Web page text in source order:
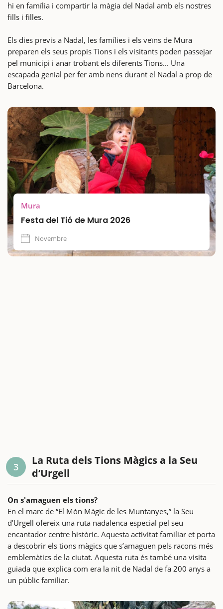
hi en família i compartir la màgia del Nadal amb els nostres
fills i filles.
Els dies previs a Nadal, les famílies i els veïns de Mura
preparen els seus propis Tions i els visitants poden passejar
pel municipi i anar trobant els diferents Tions... Una
escapada genial per fer amb nens durant el Nadal a prop de
Barcelona.
Mura
Festa del Tió de Mura 2026
Novembre
3
La Ruta dels Tions Màgics a la Seu
d’Urgell
On s'amaguen els tions?
En el marc de “El Món Màgic de les Muntanyes,” la Seu
d’Urgell ofereix una ruta nadalenca especial pel seu
encantador centre històric. Aquesta activitat familiar et porta
a descobrir els tions màgics que s’amaguen pels racons més
emblemàtics de la ciutat. Aquesta ruta és també una visita
guiada que explica com era la nit de Nadal de fa 200 anys a
un públic familiar.